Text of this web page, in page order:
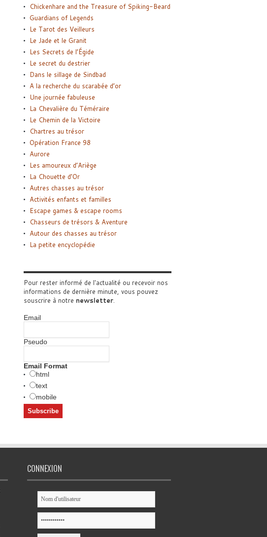
Chickenhare and the Treasure of Spiking-Beard
Guardians of Legends
Le Tarot des Veilleurs
Le Jade et le Granit
Les Secrets de l’Égide
Le secret du destrier
Dans le sillage de Sindbad
A la recherche du scarabée d’or
Une journée fabuleuse
La Chevalière du Téméraire
Le Chemin de la Victoire
Chartres au trésor
Opération France 98
Aurore
Les amoureux d’Ariège
La Chouette d’Or
Autres chasses au trésor
Activités enfants et familles
Escape games & escape rooms
Chasseurs de trésors & Aventure
Autour des chasses au trésor
La petite encyclopédie
Pour rester informé de l'actualité ou recevoir nos
informations de dernière minute, vous pouvez
souscrire à notre newsletter.
Email
Pseudo
Email Format
html
text
mobile
CONNEXION